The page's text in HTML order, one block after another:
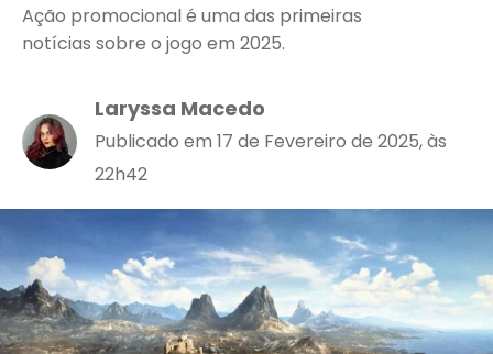
Ação promocional é uma das primeiras
notícias sobre o jogo em 2025.
Laryssa Macedo
Publicado em 17 de Fevereiro de 2025, às
22h42